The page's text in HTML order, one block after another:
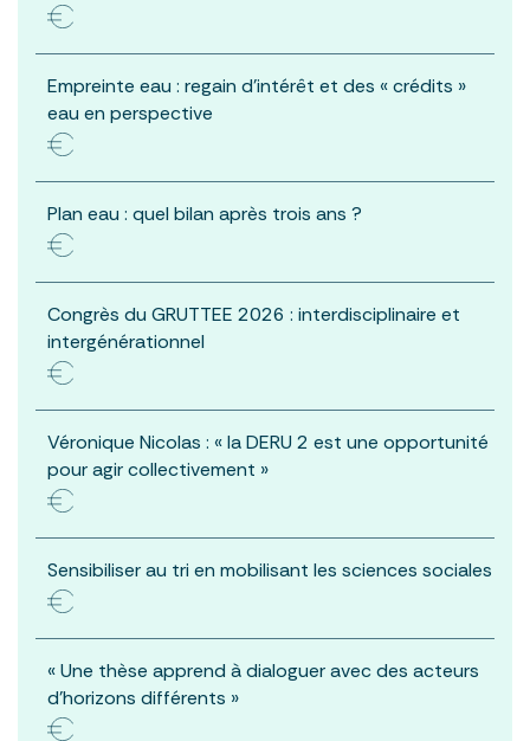
Empreinte eau : regain d’intérêt et des « crédits »
eau en perspective
Plan eau : quel bilan après trois ans ?
Congrès du GRUTTEE 2026 : interdisciplinaire et
intergénérationnel
Véronique Nicolas : « la DERU 2 est une opportunité
pour agir collectivement »
Sensibiliser au tri en mobilisant les sciences sociales
« Une thèse apprend à dialoguer avec des acteurs
d’horizons différents »